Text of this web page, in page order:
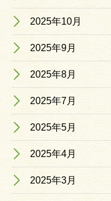
2025年10月
2025年9月
2025年8月
2025年7月
2025年5月
2025年4月
2025年3月